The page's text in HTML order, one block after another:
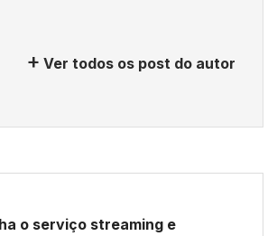
Ver todos os post do autor
o serviço streaming e